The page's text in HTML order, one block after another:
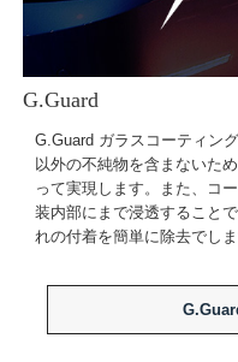
G.Guard
G.Guard ガラスコーティン
以外の不純物を含まないた
って実現します。また、コ
装内部にまで浸透すること
れの付着を簡単に除去でしま